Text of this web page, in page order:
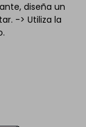
diseña un
-> Utiliza la